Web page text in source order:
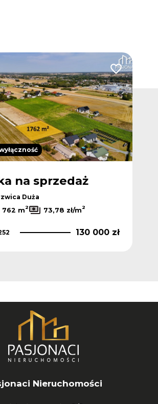
Dodaj do
na sprzedaż
Duża
762 m2 73,78 zł/m2
130 000 zł
Nieruchomości